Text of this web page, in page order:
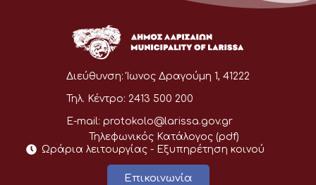
Διεύθυνση: Ίωνος Δραγούμη 1, 41222
Τηλ. Κέντρο: 2413 500 200
E-mail: protokolo@larissa.gov.gr
Τηλεφωνικός Κατάλογος (pdf)
Ωράρια λειτουργίας - Eξυπηρέτηση κοινού
Επικοινωνία